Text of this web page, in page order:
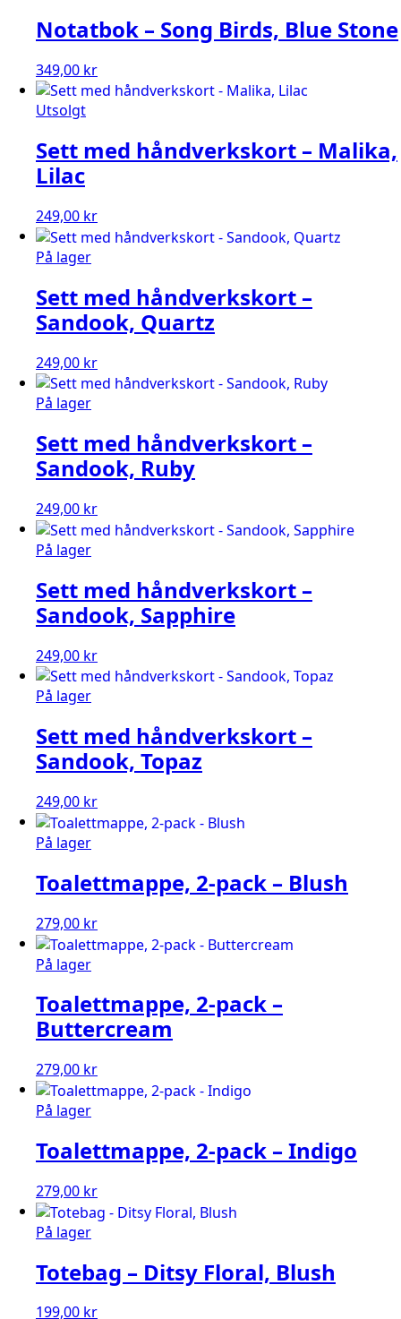
Notatbok – Song Birds, Blue Stone
349,00 kr
Utsolgt
Sett med håndverkskort – Malika,
Lilac
249,00 kr
På lager
Sett med håndverkskort –
Sandook, Quartz
249,00 kr
På lager
Sett med håndverkskort –
Sandook, Ruby
249,00 kr
På lager
Sett med håndverkskort –
Sandook, Sapphire
249,00 kr
På lager
Sett med håndverkskort –
Sandook, Topaz
249,00 kr
På lager
Toalettmappe, 2-pack – Blush
279,00 kr
På lager
Toalettmappe, 2-pack –
Buttercream
279,00 kr
På lager
Toalettmappe, 2-pack – Indigo
279,00 kr
På lager
Totebag – Ditsy Floral, Blush
199,00 kr